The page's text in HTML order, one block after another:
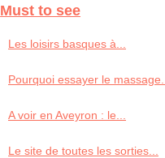
Must to see
Les loisirs basques à...
Pourquoi essayer le massage...
A voir en Aveyron : le...
Le site de toutes les sorties...